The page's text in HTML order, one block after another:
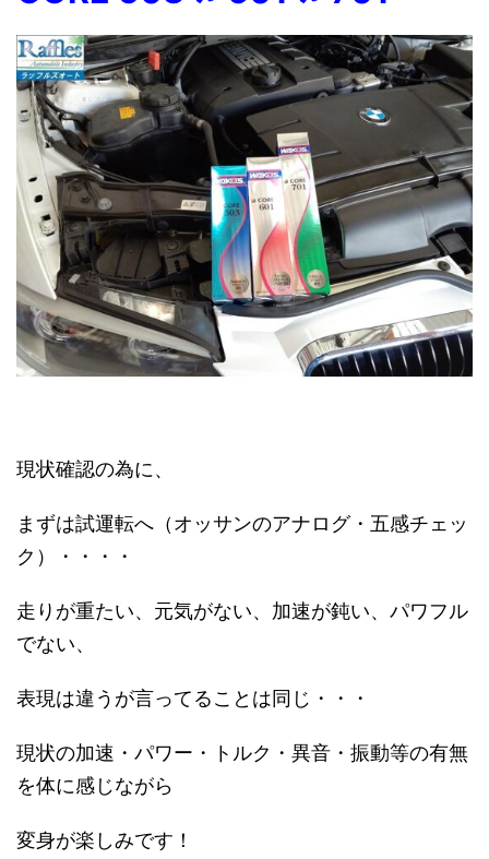
現状確認の為に、
まずは試運転へ（オッサンのアナログ・五感チェッ
ク）・・・・
走りが重たい、元気がない、加速が鈍い、パワフル
でない、
表現は違うが言ってることは同じ・・・
現状の加速・パワー・トルク・異音・振動等の有無
を体に感じながら
変身が楽しみです！